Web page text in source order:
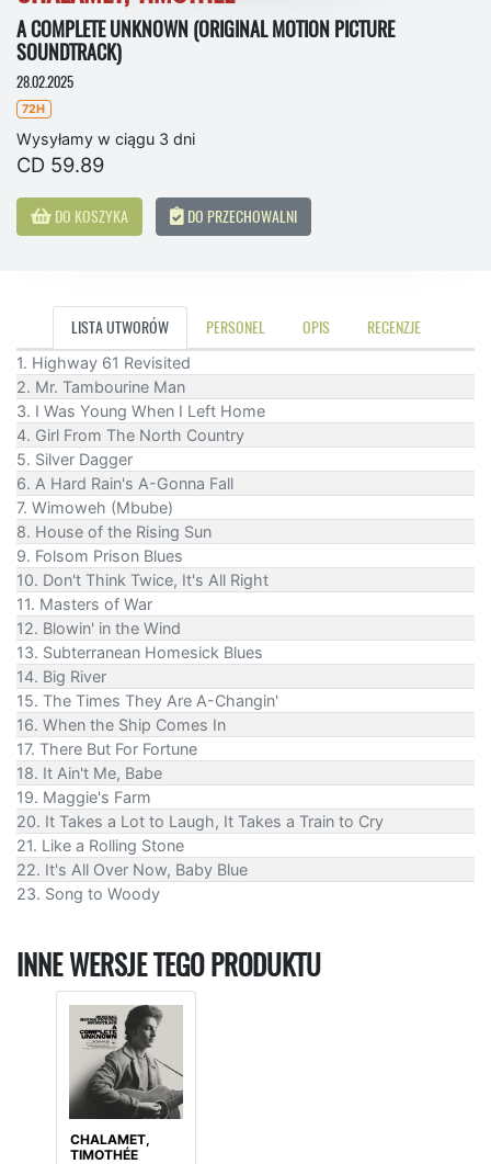
A COMPLETE UNKNOWN (ORIGINAL MOTION PICTURE
SOUNDTRACK)
28.02.2025
72H
Wysyłamy w ciągu 3 dni
CD 59.89
DO KOSZYKA DO PRZECHOWALNI
LISTA UTWORÓW PERSONEL OPIS RECENZJE
1. Highway 61 Revisited
2. Mr. Tambourine Man
3. I Was Young When I Left Home
4. Girl From The North Country
5. Silver Dagger
6. A Hard Rain's A-Gonna Fall
7. Wimoweh (Mbube)
8. House of the Rising Sun
9. Folsom Prison Blues
10. Don't Think Twice, It's All Right
11. Masters of War
12. Blowin' in the Wind
13. Subterranean Homesick Blues
14. Big River
15. The Times They Are A-Changin'
16. When the Ship Comes In
17. There But For Fortune
18. It Ain't Me, Babe
19. Maggie's Farm
20. It Takes a Lot to Laugh, It Takes a Train to Cry
21. Like a Rolling Stone
22. It's All Over Now, Baby Blue
23. Song to Woody
INNE WERSJE TEGO PRODUKTU
CHALAMET,
TIMOTHÉE